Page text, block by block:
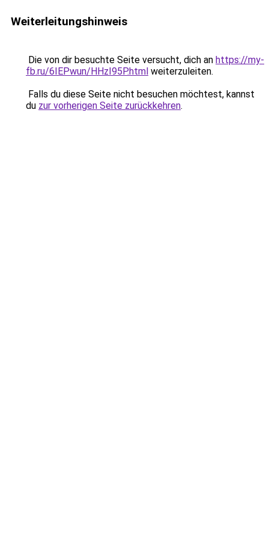
Weiterleitungshinweis
Die von dir besuchte Seite versucht, dich an https://my-
fb.ru/6IEPwun/HHzI95P.html weiterzuleiten.
Falls du diese Seite nicht besuchen möchtest, kannst
du zur vorherigen Seite zurückkehren.